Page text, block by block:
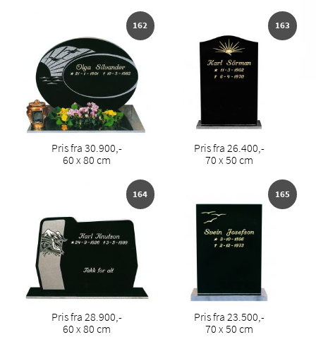
162
Pris fra 30.900,-
60 x 80 cm
163
Pris fra 26.400,-
70 x 50 cm
164
Pris fra 28.900,-
60 x 80 cm
165
Pris fra 23.500,-
70 x 50 cm